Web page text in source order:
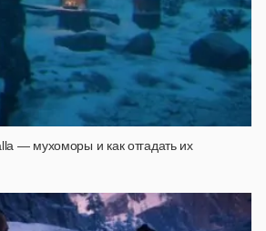
— мухоморы и как отгадать их